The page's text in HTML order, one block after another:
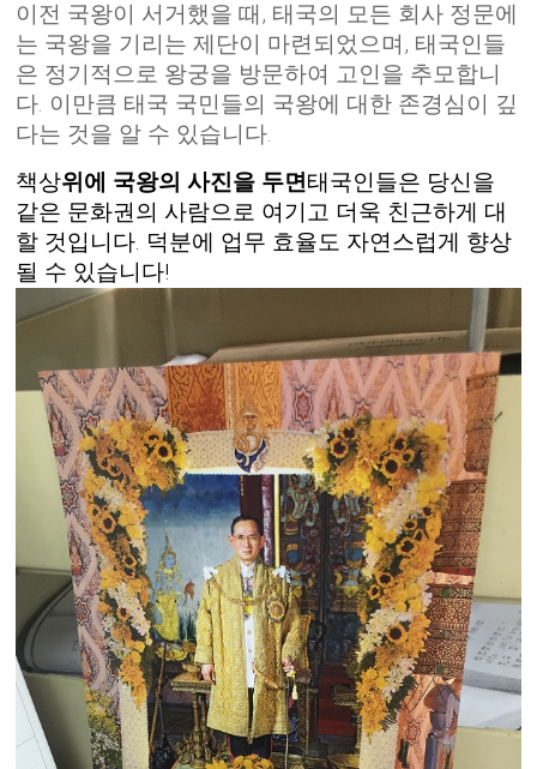
이전 국왕이 서거했을 때, 태국의 모든 회사 정문에
는 국왕을 기리는 제단이 마련되었으며, 태국인들
은 정기적으로 왕궁을 방문하여 고인을 추모합니
다. 이만큼 태국 국민들의 국왕에 대한 존경심이 깊
다는 것을 알 수 있습니다.
책상위에 국왕의 사진을 두면태국인들은 당신을
같은 문화권의 사람으로 여기고 더욱 친근하게 대
할 것입니다. 덕분에 업무 효율도 자연스럽게 향상
될 수 있습니다!